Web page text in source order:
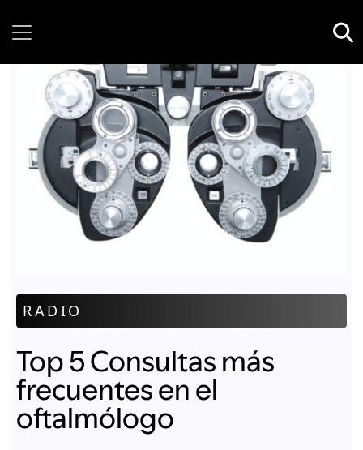
RADIO
Top 5 Consultas más
frecuentes en el
oftalmólogo